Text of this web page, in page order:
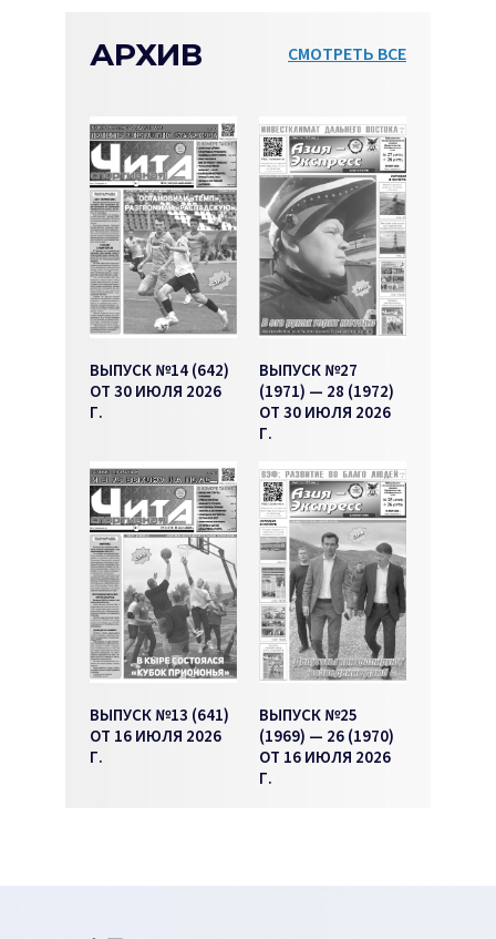
АРХИВ СМОТРЕТЬ ВСЕ
ВЫПУСК №14 (642)
ОТ 30 ИЮЛЯ 2026
Г.
ВЫПУСК №27
(1971) — 28 (1972)
ОТ 30 ИЮЛЯ 2026
Г.
ВЫПУСК №13 (641)
ОТ 16 ИЮЛЯ 2026
Г.
ВЫПУСК №25
(1969) — 26 (1970)
ОТ 16 ИЮЛЯ 2026
Г.